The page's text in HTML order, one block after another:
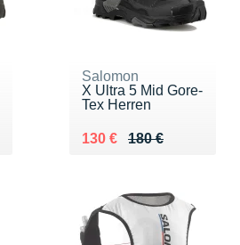
Salomon
X Ultra 5 Mid Gore-
Tex Herren
180 €
Au lieu de 180 €
130 €
Vendu 130 €